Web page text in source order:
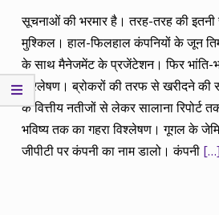
सूचनाओं की भरमार है। तरह-तरह की
मुश्किल। हाल-फिलहाल कंपनियों के जून
के साथ मैनेजमेंट के प्रजेंटेशन। फिर भांति-
विश्लेषण। ब्रोकरों की तरफ से खरीदने
के वित्तीय नतीजों से लेकर सालाना
भविष्य तक का गहरा विश्लेषण। गूगल के
जीपीटी पर कंपनी का नाम डालो। कंपनी […]